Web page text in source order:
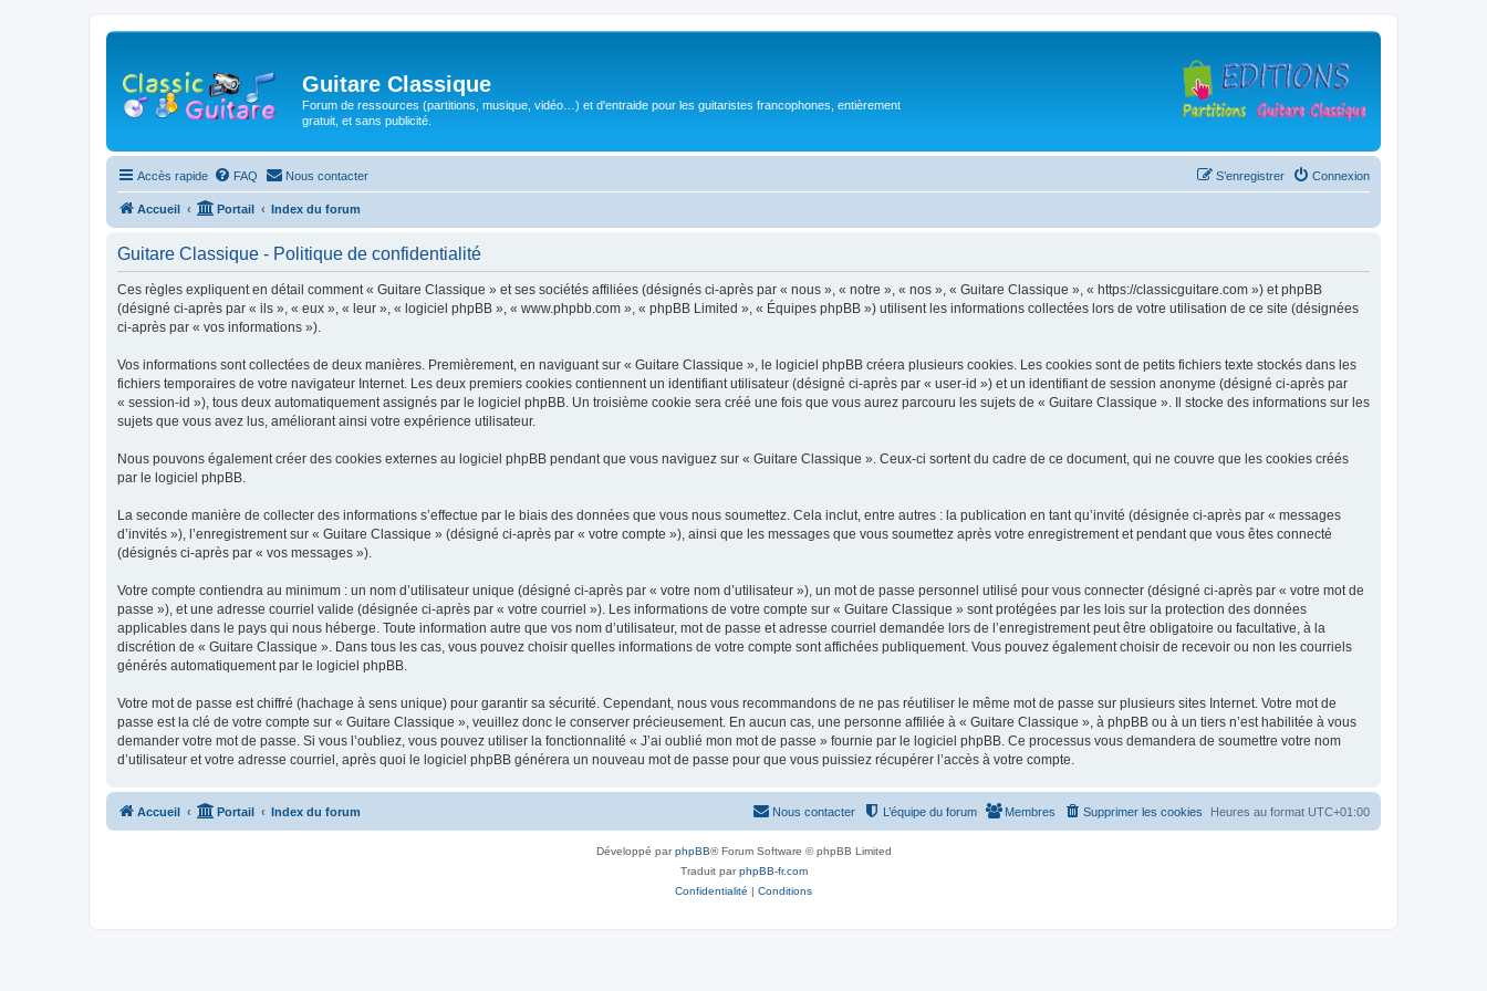
Guitare Classique
Forum de ressources (partitions, musique, vidéo…) et d'entraide pour les guitaristes francophones, entièrement
gratuit, et sans publicité.
Accès rapide FAQ Nous contacter Connexion
S’enregistrer
Accueil Portail Index du forum
Guitare Classique - Politique de confidentialité
Ces règles expliquent en détail comment « Guitare Classique » et ses sociétés affiliées (désignés ci-après par « nous », « notre », « nos », « Guitare Classique », « https://classicguitare.com ») et phpBB
(désigné ci-après par « ils », « eux », « leur », « logiciel phpBB », « www.phpbb.com », « phpBB Limited », « Équipes phpBB ») utilisent les informations collectées lors de votre utilisation de ce site (désignées
ci-après par « vos informations »).
Vos informations sont collectées de deux manières. Premièrement, en naviguant sur « Guitare Classique », le logiciel phpBB créera plusieurs cookies. Les cookies sont de petits fichiers texte stockés dans les
fichiers temporaires de votre navigateur Internet. Les deux premiers cookies contiennent un identifiant utilisateur (désigné ci-après par « user-id ») et un identifiant de session anonyme (désigné ci-après par
« session-id »), tous deux automatiquement assignés par le logiciel phpBB. Un troisième cookie sera créé une fois que vous aurez parcouru les sujets de « Guitare Classique ». Il stocke des informations sur les
sujets que vous avez lus, améliorant ainsi votre expérience utilisateur.
Nous pouvons également créer des cookies externes au logiciel phpBB pendant que vous naviguez sur « Guitare Classique ». Ceux-ci sortent du cadre de ce document, qui ne couvre que les cookies créés
par le logiciel phpBB.
La seconde manière de collecter des informations s’effectue par le biais des données que vous nous soumettez. Cela inclut, entre autres : la publication en tant qu’invité (désignée ci-après par « messages
d’invités »), l’enregistrement sur « Guitare Classique » (désigné ci-après par « votre compte »), ainsi que les messages que vous soumettez après votre enregistrement et pendant que vous êtes connecté
(désignés ci-après par « vos messages »).
Votre compte contiendra au minimum : un nom d’utilisateur unique (désigné ci-après par « votre nom d’utilisateur »), un mot de passe personnel utilisé pour vous connecter (désigné ci-après par « votre mot de
passe »), et une adresse courriel valide (désignée ci-après par « votre courriel »). Les informations de votre compte sur « Guitare Classique » sont protégées par les lois sur la protection des données
applicables dans le pays qui nous héberge. Toute information autre que vos nom d’utilisateur, mot de passe et adresse courriel demandée lors de l’enregistrement peut être obligatoire ou facultative, à la
discrétion de « Guitare Classique ». Dans tous les cas, vous pouvez choisir quelles informations de votre compte sont affichées publiquement. Vous pouvez également choisir de recevoir ou non les courriels
générés automatiquement par le logiciel phpBB.
Votre mot de passe est chiffré (hachage à sens unique) pour garantir sa sécurité. Cependant, nous vous recommandons de ne pas réutiliser le même mot de passe sur plusieurs sites Internet. Votre mot de
passe est la clé de votre compte sur « Guitare Classique », veuillez donc le conserver précieusement. En aucun cas, une personne affiliée à « Guitare Classique », à phpBB ou à un tiers n’est habilitée à vous
demander votre mot de passe. Si vous l’oubliez, vous pouvez utiliser la fonctionnalité « J’ai oublié mon mot de passe » fournie par le logiciel phpBB. Ce processus vous demandera de soumettre votre nom
d’utilisateur et votre adresse courriel, après quoi le logiciel phpBB générera un nouveau mot de passe pour que vous puissiez récupérer l’accès à votre compte.
Accueil Portail Index du forum Heures au format UTC+01:00
Supprimer les cookies
Membres
L’équipe du forum
Nous contacter
Développé parphpBB® Forum Software © phpBB Limited
Traduit parphpBB-fr.com
Confidentialité | Conditions